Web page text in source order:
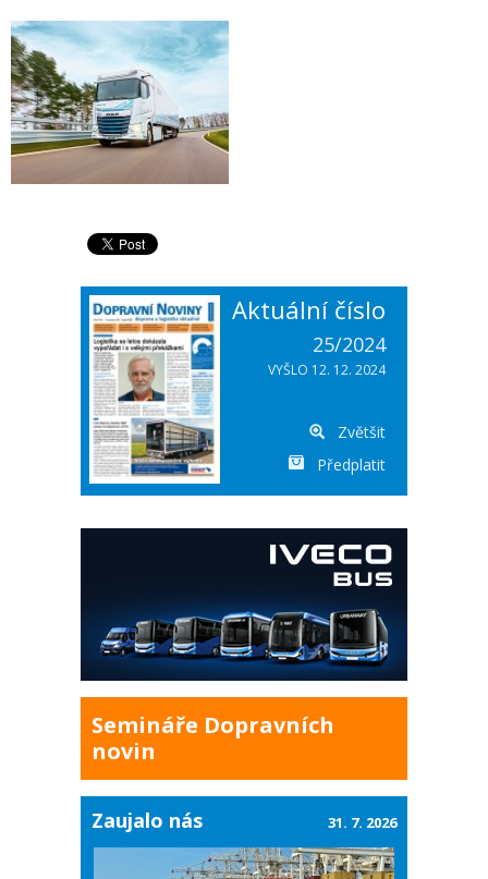
Aktuální číslo
25/2024
VYŠLO 12. 12. 2024
Zvětšit
Předplatit
Semináře Dopravních
novin
Zaujalo nás 31. 7. 2026